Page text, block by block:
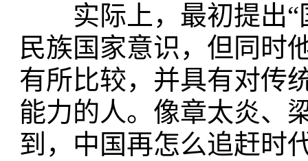
实际上，最初提出“
民族国家意识，但同时
有所比较，并具有对传
能力的人。像章太炎、
到，中国再怎么追赶时